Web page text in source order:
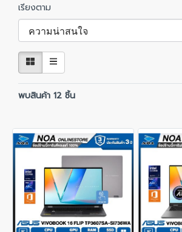
เรียงตาม
พบสินค้า 12 ชิ้น